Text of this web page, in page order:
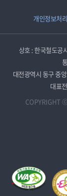
개인정보처
상호 : 한국철도공
대전광역시 동구 중
대표
COPYRIGHT